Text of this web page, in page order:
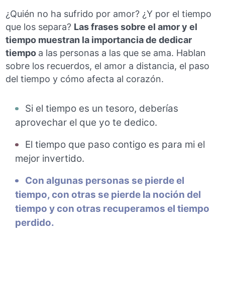
¿Quién no ha sufrido por amor? ¿Y por el tiempo
que los separa? Las frases sobre el amor y el
tiempo muestran la importancia de dedicar
tiempo a las personas a las que se ama. Hablan
sobre los recuerdos, el amor a distancia, el paso
del tiempo y cómo afecta al corazón.
Si el tiempo es un tesoro, deberías
aprovechar el que yo te dedico.
El tiempo que paso contigo es para mi el
mejor invertido.
Con algunas personas se pierde el
tiempo, con otras se pierde la noción del
tiempo y con otras recuperamos el tiempo
perdido.